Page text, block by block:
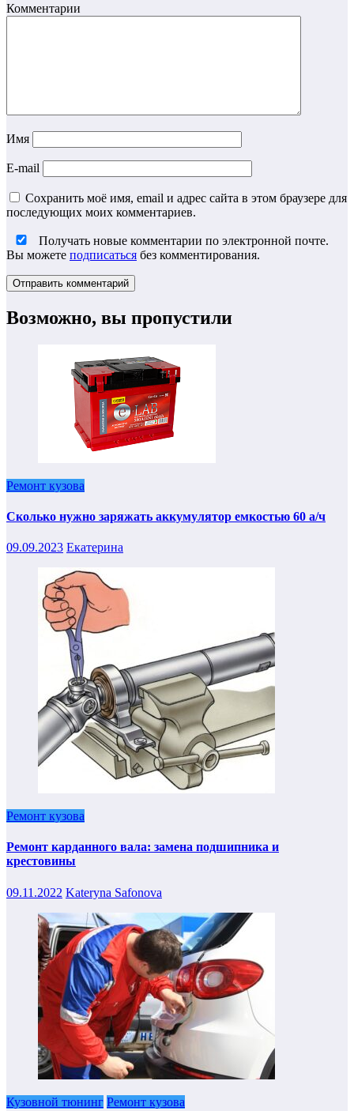
Комментарии
Имя
E-mail
Сохранить моё имя, email и адрес сайта в этом браузере для
последующих моих комментариев.
Получать новые комментарии по электронной почте.
Вы можете подписаться без комментирования.
Возможно, вы пропустили
Ремонт кузова
Сколько нужно заряжать аккумулятор емкостью 60 а/ч
09.09.2023 Екатерина
Ремонт кузова
Ремонт карданного вала: замена подшипника и
крестовины
09.11.2022 Kateryna Safonova
Кузовной тюнинг Ремонт кузова